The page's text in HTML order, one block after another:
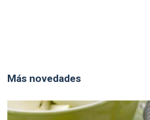
Más novedades